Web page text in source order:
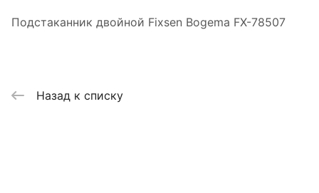
Подстаканник двойной Fixsen Bogema FX-78507
Назад к списку